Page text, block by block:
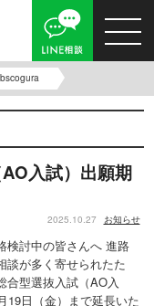
入試）出願期
2025.10.27 お知らせ
検討中の皆さんへ 進路
談が多く寄せられたた
合型選抜入試（AO入
19日（金）まで延長いた